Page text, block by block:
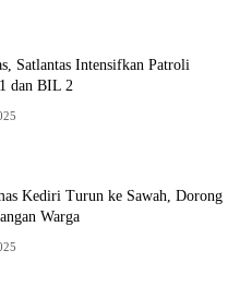
Satlantas Intensifkan Patroli
dan BIL 2
Kediri Turun ke Sawah, Dorong
Warga